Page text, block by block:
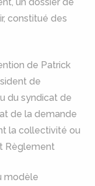
constitué des
de Patrick
de
du syndicat de
de la demande
la collectivité ou
Règlement
modèle